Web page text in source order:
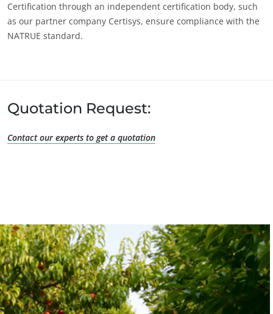
OS NOSSOS SECTORES DE ACTIVIDADE
Produtos para cuidados do lar
Materiais duradouros
Inputs
Certification through an independent certification body, such
as our partner company Certisys, ensure compliance with the
NATRUE standard.
Quotation Request:
Contact our experts to get a quotation